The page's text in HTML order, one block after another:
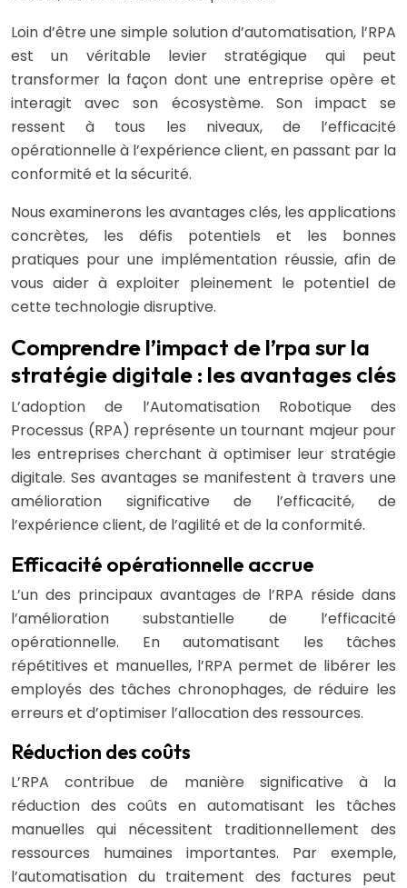
Loin d’être une simple solution d’automatisation, l’RPA
est un véritable levier stratégique qui peut
transformer la façon dont une entreprise opère et
interagit avec son écosystème. Son impact se
ressent à tous les niveaux, de l’efficacité
opérationnelle à l’expérience client, en passant par la
conformité et la sécurité.
Nous examinerons les avantages clés, les applications
concrètes, les défis potentiels et les bonnes
pratiques pour une implémentation réussie, afin de
vous aider à exploiter pleinement le potentiel de
cette technologie disruptive.
Comprendre l’impact de l’rpa sur la
stratégie digitale : les avantages clés
L’adoption de l’Automatisation Robotique des
Processus (RPA) représente un tournant majeur pour
les entreprises cherchant à optimiser leur stratégie
digitale. Ses avantages se manifestent à travers une
amélioration significative de l’efficacité, de
l’expérience client, de l’agilité et de la conformité.
Efficacité opérationnelle accrue
L’un des principaux avantages de l’RPA réside dans
l’amélioration substantielle de l’efficacité
opérationnelle. En automatisant les tâches
répétitives et manuelles, l’RPA permet de libérer les
employés des tâches chronophages, de réduire les
erreurs et d’optimiser l’allocation des ressources.
Réduction des coûts
L’RPA contribue de manière significative à la
réduction des coûts en automatisant les tâches
manuelles qui nécessitent traditionnellement des
ressources humaines importantes. Par exemple,
l’automatisation du traitement des factures peut